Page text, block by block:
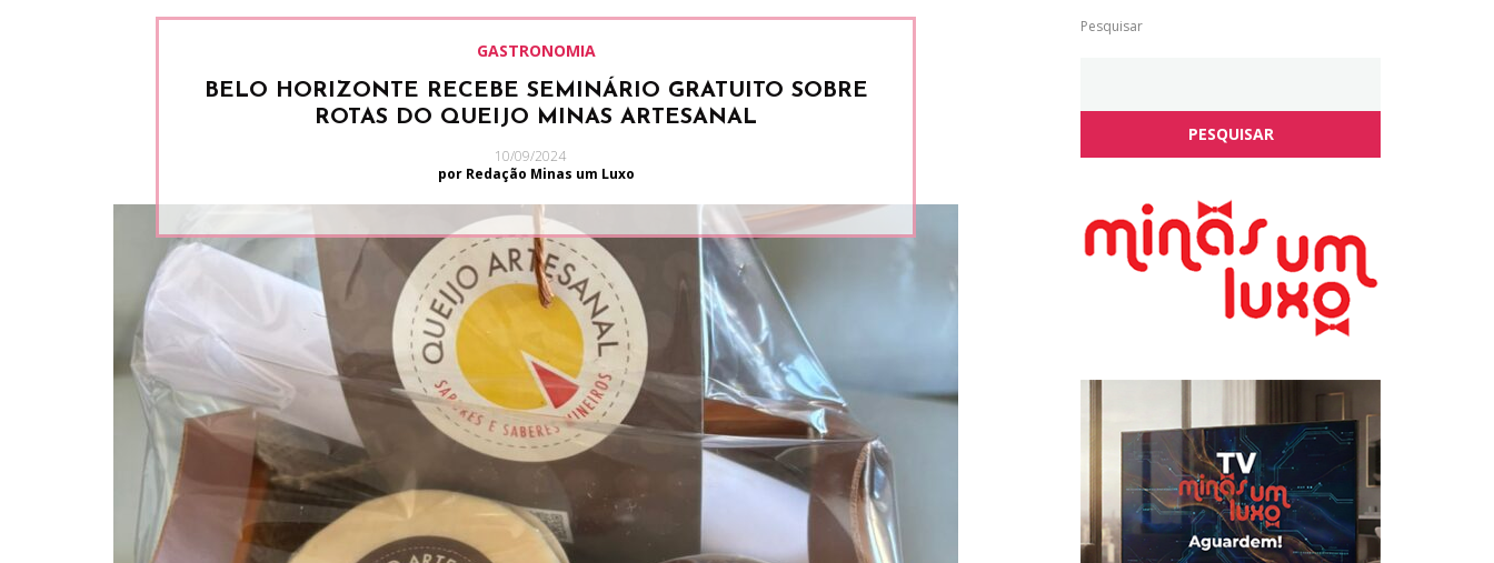
GASTRONOMIA
BELO HORIZONTE RECEBE SEMINÁRIO GRATUITO SOBRE
ROTAS DO QUEIJO MINAS ARTESANAL
10/09/2024
por Redação Minas um Luxo
Pesquisar
PESQUISAR